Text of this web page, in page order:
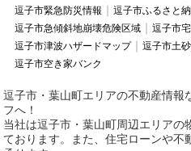
逗子市緊急防災情報
逗子市ふるさと
逗子市急傾斜地崩壊危険区域
逗子市
逗子市津波ハザードマップ
逗子市土
逗子市空き家バンク
逗子市・葉山町エリアの不動産情報
フへ！
当社は逗子市・葉山町周辺エリアの
ております。また、住宅ローンや不